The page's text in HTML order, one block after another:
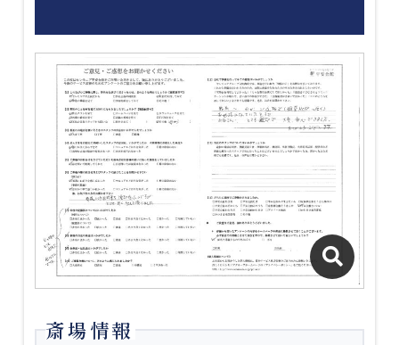
斎場情報